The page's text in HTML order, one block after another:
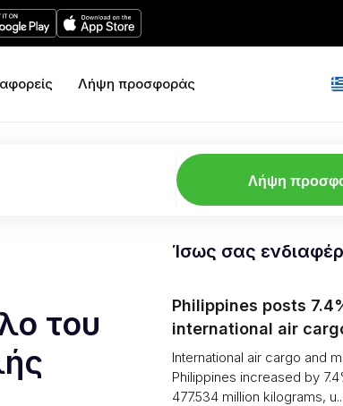
Λήψη προσφοράς
Λήψη
του
Ίσως σας
Philippines posts
international air
2025: carrier
fallout
International air cargo and
Philippines increased by
477.534 million kilograms, u...